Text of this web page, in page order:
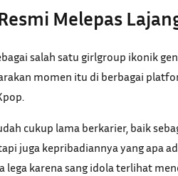
Melepas
salah satu girlgroup ikonik
momen itu di berbagai
cukup lama berkarier, baik
juga kepribadiannya yang apa
karena sang idola terlihat